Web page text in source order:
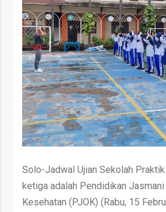
Solo-Jadwal Ujian Sekolah
ketiga adalah Pendidikan Jasmani
Kesehatan (PJOK) (Rabu, 15